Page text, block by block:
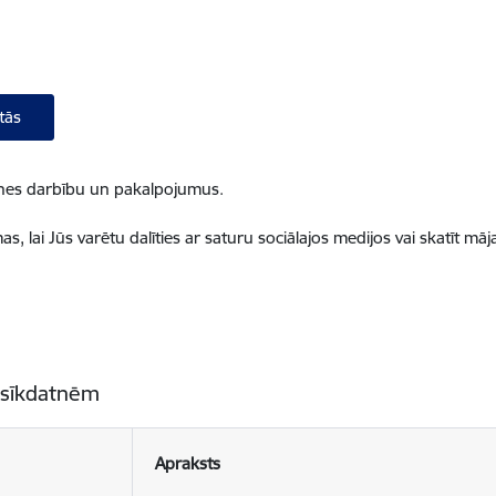
darbību un pakalpojumus.
lai Jūs varētu dalīties ar saturu sociālajos medijos vai skatīt
Apraksts